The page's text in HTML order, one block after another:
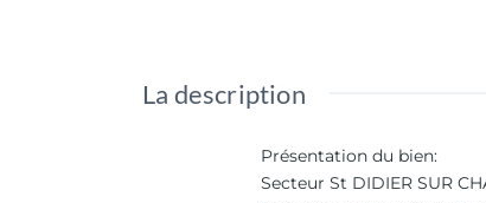
La description
Présentation du bien:
Secteur St DIDIER SUR